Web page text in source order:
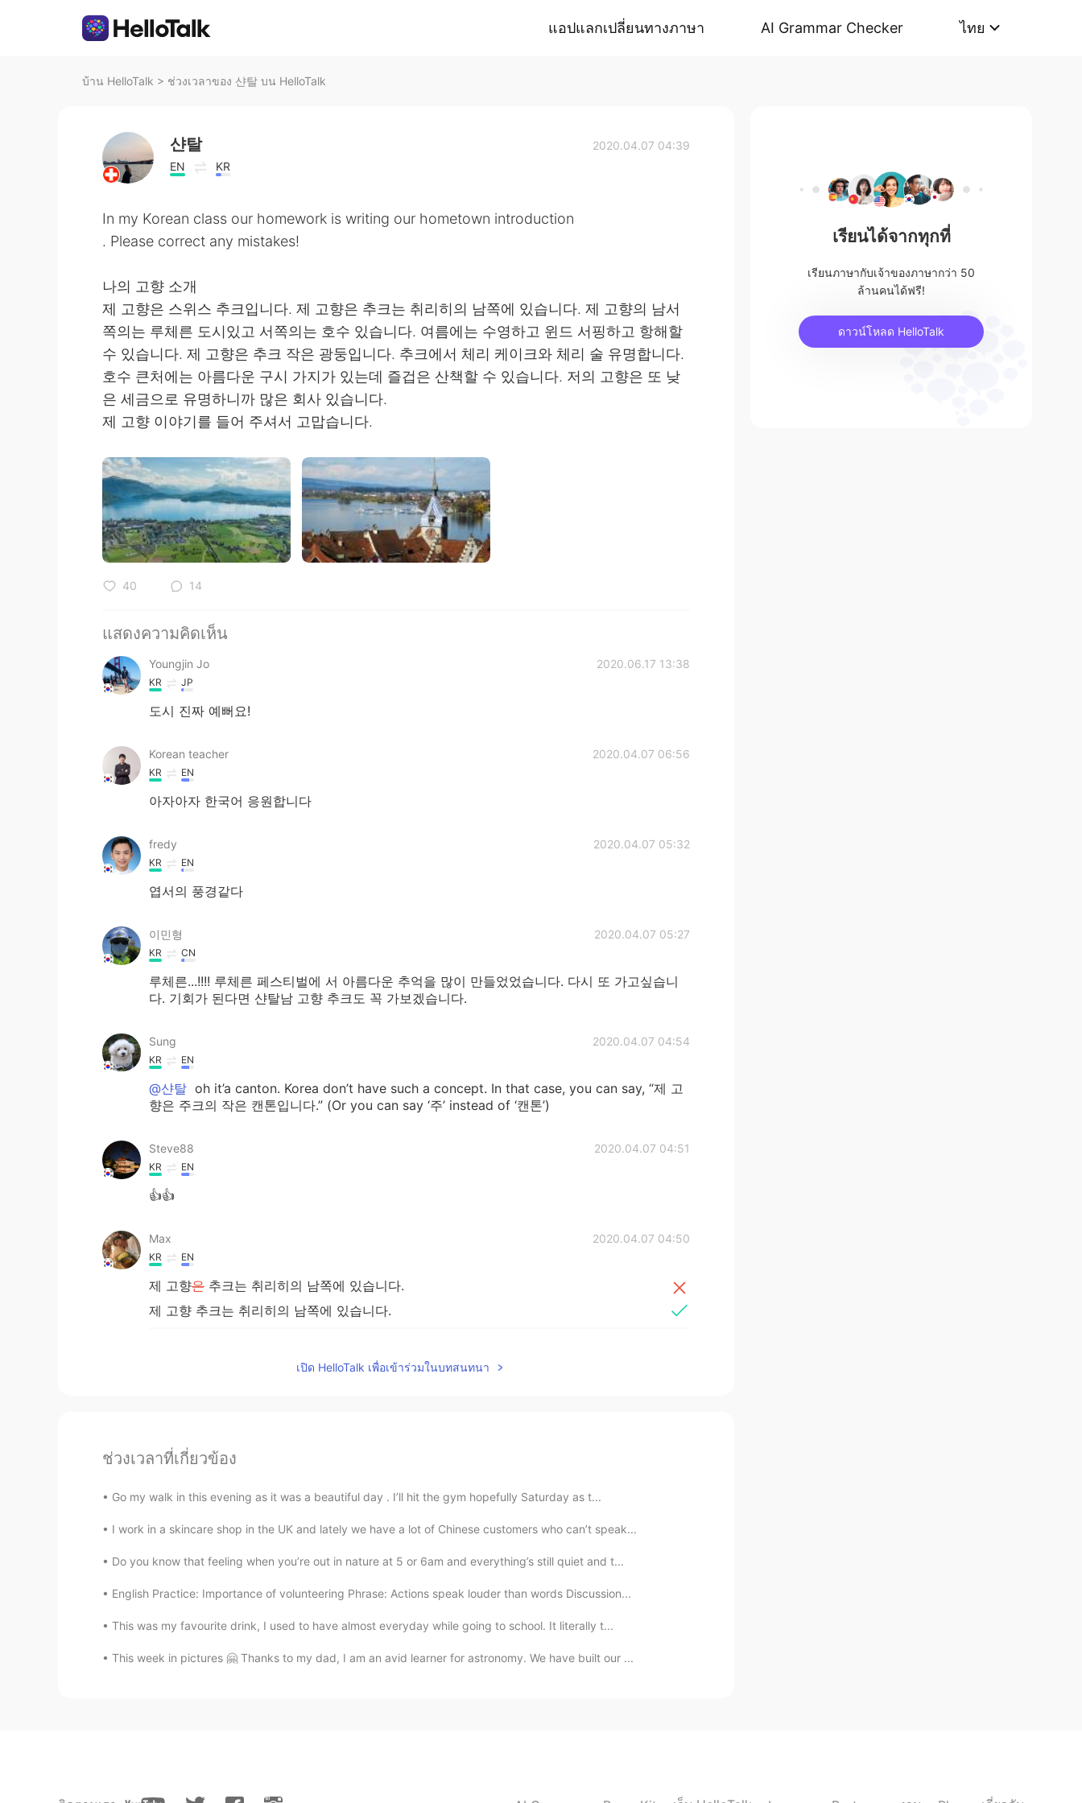
แอปแลกเปลี่ยนทางภาษา AI Grammar Checker ไทย
บ้าน HelloTalk > ช่วงเวลาของ 샨탈 บน HelloTalk
샨탈
EN KR
2020.04.07 04:39
In my Korean class our homework is writing our hometown introduction
. Please correct any mistakes!
나의 고향 소개
제 고향은 스위스 추크입니다. 제 고향은 추크는 취리히의 남쪽에 있습니다. 제 고향의 남서
쪽의는 루체른 도시있고 서쪽의는 호수 있습니다. 여름에는 수영하고 윈드 서핑하고 항해할
수 있습니다. 제 고향은 추크 작은 광둥입니다. 추크에서 체리 케이크와 체리 술 유명합니다.
호수 큰처에는 아름다운 구시 가지가 있는데 즐겁은 산책할 수 있습니다. 저의 고향은 또 낮
은 세금으로 유명하니까 많은 회사 있습니다.
제 고향 이야기를 들어 주셔서 고맙습니다.
40 14
แสดงความคิดเห็น
Youngjin Jo 2020.06.17 13:38
KR JP
도시 진짜 예뻐요!
Korean teacher 2020.04.07 06:56
KR EN
아자아자 한국어 응원합니다
fredy 2020.04.07 05:32
KR EN
엽서의 풍경같다
이민형 2020.04.07 05:27
KR CN
루체른...!!!! 루체른 페스티벌에 서 아름다운 추억을 많이 만들었었습니다. 다시 또 가고싶습니
다. 기회가 된다면 샨탈남 고향 추크도 꼭 가보겠습니다.
Sung 2020.04.07 04:54
KR EN
@샨탈 oh it’a canton. Korea don’t have such a concept. In that case, you can say, “제 고
향은 주크의 작은 캔톤입니다.” (Or you can say ‘주’ instead of ‘캔톤’)
Steve88 2020.04.07 04:51
KR EN
👍👍
Max 2020.04.07 04:50
KR EN
제 고향은 추크는 취리히의 남쪽에 있습니다.
제 고향 추크는 취리히의 남쪽에 있습니다.
는 루체른 이있고 서쪽에는 호수가있습니다.
추크에서 체리 케이크와 체리 술 유명합니다.
추크에서
체리 케이크와 체리 술 이 유명합니다.
호수큰 처에는 아름다운구시 가지 가 있는데 즐겁은산책할 수 있습니다.
샨탈 2020.04.07 04:49
@Ebbuni-sin 고마워요!
เปิด HelloTalk เพื่อเข้าร่วมในบทสนทนา
ช่วงเวลาที่เกี่ยวข้อง
Go my walk in this evening as it was a beautiful day . I’ll hit the gym hopefully Saturday as t...
I work in a skincare shop in the UK and lately we have a lot of Chinese customers who can’t speak...
Do you know that feeling when you’re out in nature at 5 or 6am and everything’s still quiet and t...
English Practice: Importance of volunteering Phrase: Actions speak louder than words Discussion...
This was my favourite drink, I used to have almost everyday while going to school. It literally t...
This week in pictures 🤗 Thanks to my dad, I am an avid learner for astronomy. We have built our ...
เรียนได้จากทุกที่
เรียนภาษากับเจ้าของภาษากว่า 50
ล้านคนได้ฟรี!
ดาวน์โหลด HelloTalk